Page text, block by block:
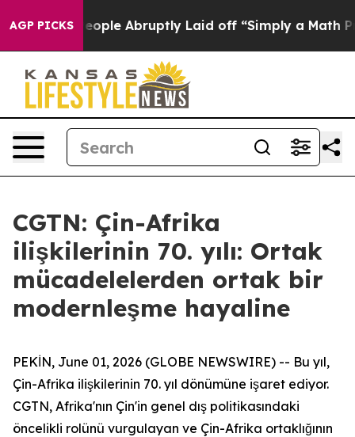
AGP PICKS
the People Abruptly Laid off “Simply a Math
CGTN: Çin-Afrika
ilişkilerinin 70. yılı: Ortak
mücadelelerden ortak bir
modernleşme hayaline
PEKİN, June 01, 2026 (GLOBE NEWSWIRE) -- Bu yıl,
Çin-Afrika ilişkilerinin 70. yıl dönümüne işaret ediyor.
CGTN, Afrika'nın Çin'in genel dış politikasındaki
öncelikli rolünü vurgulayan ve Çin-Afrika ortaklığının